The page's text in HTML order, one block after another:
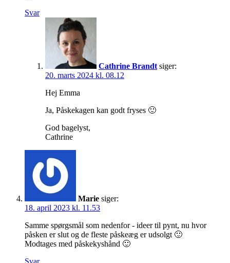
Svar
Cathrine Brandt siger:
20. marts 2024 kl. 08.12
Hej Emma
Ja, Påskekagen kan godt fryses 🙂
God bagelyst,
Cathrine
Marie siger:
18. april 2023 kl. 11.53
Samme spørgsmål som nedenfor - ideer til pynt, nu hvor
påsken er slut og de fleste påskeæg er udsolgt 🙂
Modtages med påskekyshånd 🙂
Svar